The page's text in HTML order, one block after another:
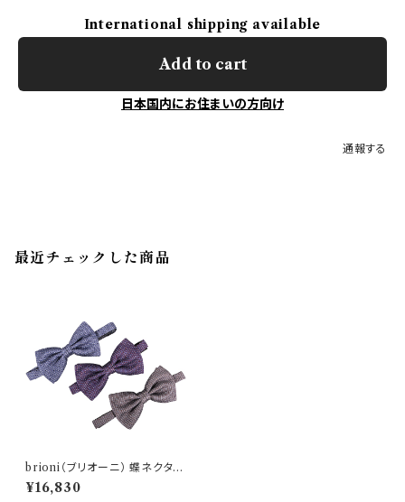
International shipping available
Add to cart
日本国内にお住まいの方向け
通報する
最近チェックした商品
brioni（ブリオーニ） 蝶ネクタイ
O1L200 O7489 24048
¥16,830